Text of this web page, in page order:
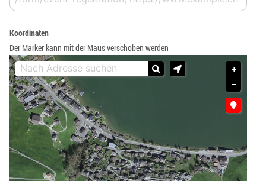
Koordinaten
Der Marker kann mit der Maus verschoben werden
+
−